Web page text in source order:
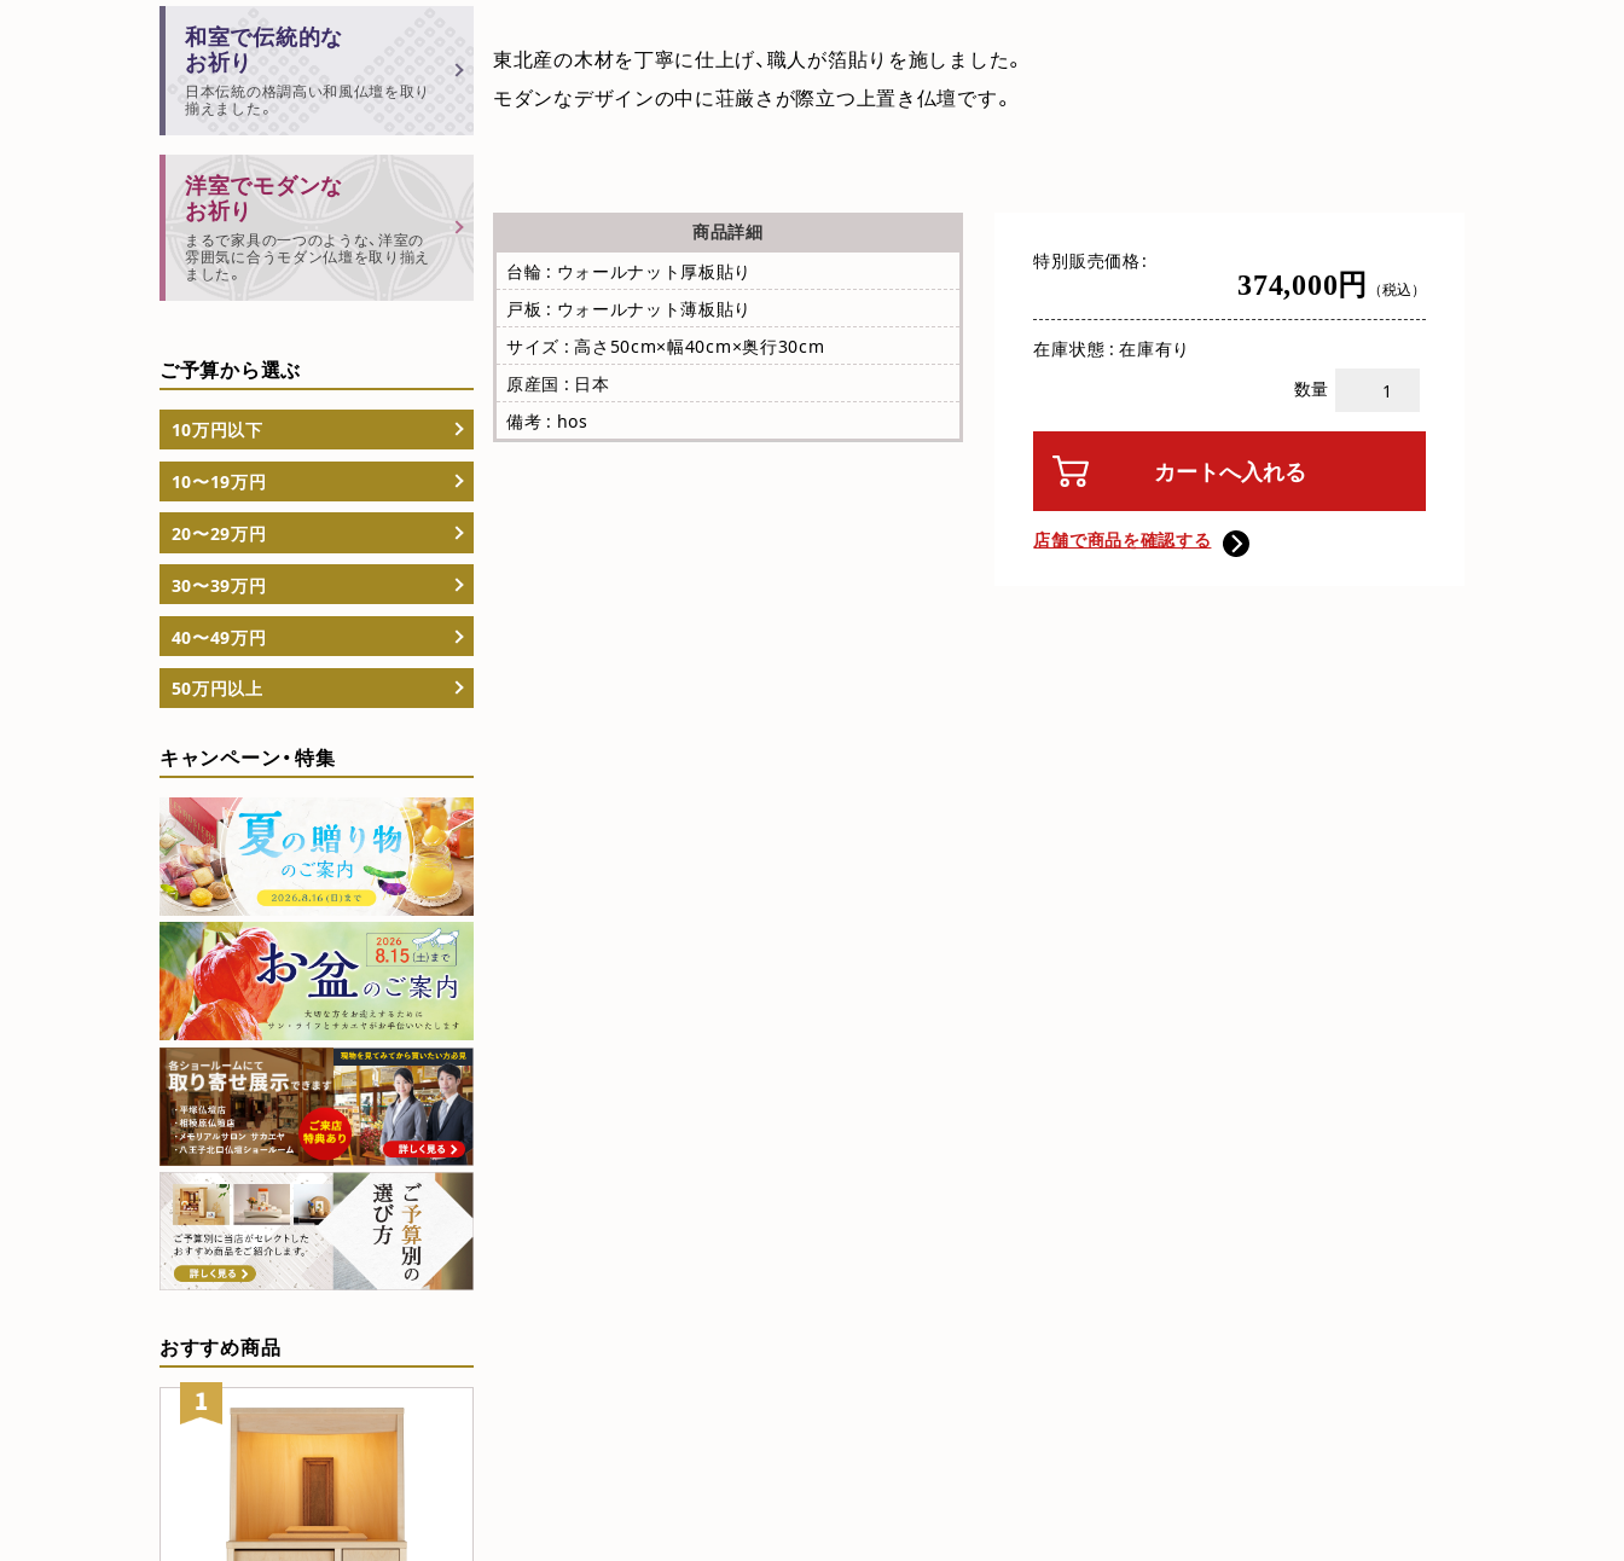
和室で伝統的な
お祈り
日本伝統の格調高い和風仏壇を取り
揃えました。
洋室でモダンな
お祈り
まるで家具の一つのような、洋室の
雰囲気に合うモダン仏壇を取り揃え
ました。
ご予算から選ぶ
10万円以下
10〜19万円
20〜29万円
30〜39万円
40〜49万円
50万円以上
キャンペーン・特集
おすすめ商品
東北産の木材を丁寧に仕上げ、職人が箔貼りを施しました。
モダンなデザインの中に荘厳さが際立つ上置き仏壇です。
商品詳細
台輪 : ウォールナット厚板貼り
戸板 : ウォールナット薄板貼り
サイズ : 高さ50cm×幅40cm×奥行30cm
原産国 : 日本
備考 : hos
特別販売価格
374,000円 （税込）
在庫状態 : 在庫有り
数量
店舗で商品を確認する